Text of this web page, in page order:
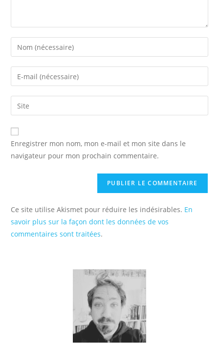
Enter
your
name
comment
Enter
your
email
address
comment
Saisir
l’URL
de
votre
(facultatif)
Enregistrer mon nom, mon e-mail et mon site dans le
navigateur pour mon prochain commentaire.
Ce site utilise Akismet pour réduire les indésirables. En
savoir plus sur la façon dont les données de vos
commentaires sont traitées.